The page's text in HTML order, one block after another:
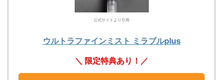
公式サイトより引用
ウルトラファインミスト ミラブルplus
＼ 限定特典あり！／